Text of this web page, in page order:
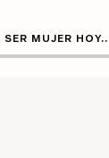
MUJER